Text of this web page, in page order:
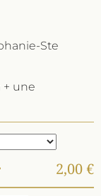
Ste
+ une
2,00 €